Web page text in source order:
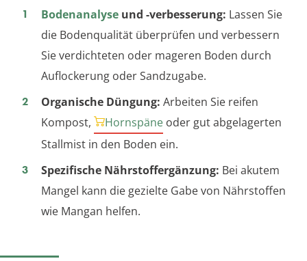
Bodenanalyse und -verbesserung: Lassen Sie
die Bodenqualität überprüfen und verbessern
Sie verdichteten oder mageren Boden durch
Auflockerung oder Sandzugabe.
Organische Düngung: Arbeiten Sie reifen
Kompost,
Hornspäne oder gut abgelagerten
Stallmist in den Boden ein.
Spezifische Nährstoffergänzung: Bei akutem
Mangel kann die gezielte Gabe von Nährstoffen
wie Mangan helfen.